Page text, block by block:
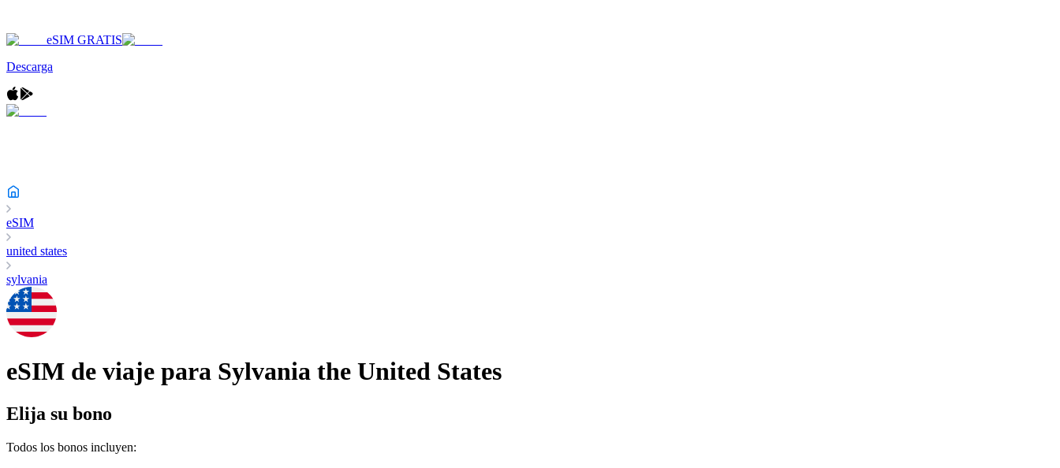
eSIM GRATIS
Descarga
eSIM
united states
sylvania
eSIM de viaje para Sylvania the United States
Elija su bono
Todos los bonos incluyen: